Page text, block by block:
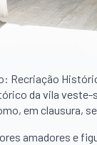
da vila
em clausura,
amadores e